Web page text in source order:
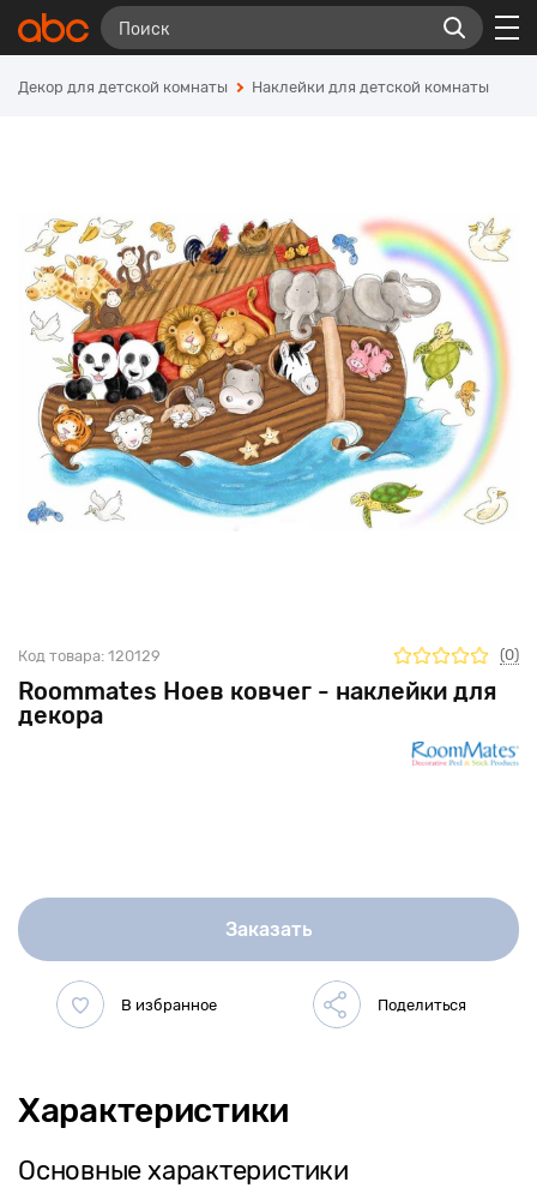
Декор для детской комнаты Наклейки для детской комнаты
Roommates Ноев ковчег - наклейки для
декора
Код товара: 120129 (0)
Заказать
Характеристики
Основные характеристики